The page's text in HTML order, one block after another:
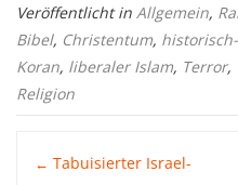
Veröffentlicht in Allgemein,
Bibel, Christentum,
Koran, liberaler Islam, Terror,
Religion
Post
← Tabuisierter Israel-